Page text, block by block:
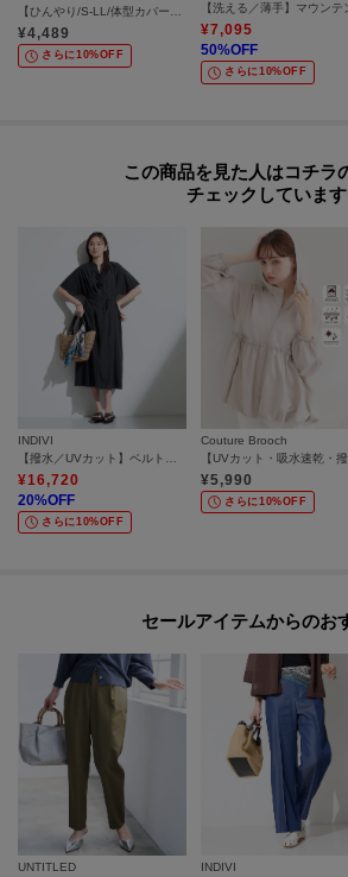
【ひんやり/S-LL/体型カバー】日焼け対策にも女性らしさを UVカットペプラムパーカ
¥4,489
さらに10%OFF
¥7,095
50%OFF
さらに10%OFF
この商品を見た人はコチラ
チェックしています
INDIVI
¥16,720
20%OFF
さらに10%OFF
Couture Brooch
¥5,990
さらに10%OFF
セールアイテムからのお
UNTITLED
INDIVI